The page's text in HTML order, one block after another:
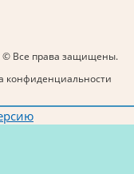
© Все права защищены.
конфиденциальности